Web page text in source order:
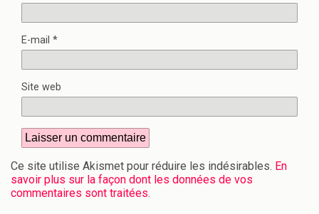
E-mail *
Site web
Ce site utilise Akismet pour réduire les indésirables. En
savoir plus sur la façon dont les données de vos
commentaires sont traitées.